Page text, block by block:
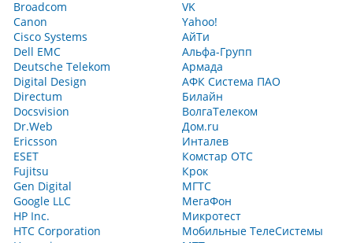
Broadcom
Canon
Cisco Systems
Dell EMC
Deutsche Telekom
Digital Design
Directum
Docsvision
Dr.Web
Ericsson
ESET
Fujitsu
Gen Digital
Google LLC
HP Inc.
HTC Corporation
VK
Yahoo!
АйТи
Альфа-Групп
Армада
АФК Система ПАО
Билайн
ВолгаТелеком
Дом.ru
Инталев
Комстар ОТС
Крок
МГТС
МегаФон
Микротест
Мобильные ТелеСистемы